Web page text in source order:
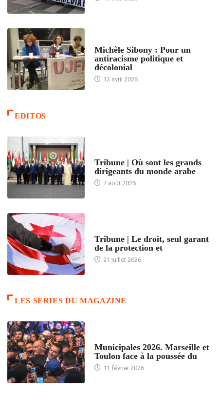
Michèle Sibony : Pour un
antiracisme politique et
décolonial
13 avril 2026
EDITOS
Tribune | Où sont les grands
dirigeants du monde arabe
7 août 2026
Tribune | Le droit, seul garant
de la protection et
21 juillet 2026
LES SERIES DU MAGAZINE
Municipales 2026. Marseille et
Toulon face à la poussée du
11 février 2026